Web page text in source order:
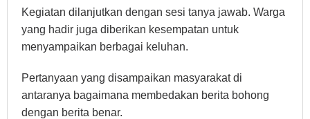
Kegiatan dilanjutkan dengan sesi tanya jawab. Warga
yang hadir juga diberikan kesempatan untuk
menyampaikan berbagai keluhan.
Pertanyaan yang disampaikan masyarakat di
antaranya bagaimana membedakan berita bohong
dengan berita benar.